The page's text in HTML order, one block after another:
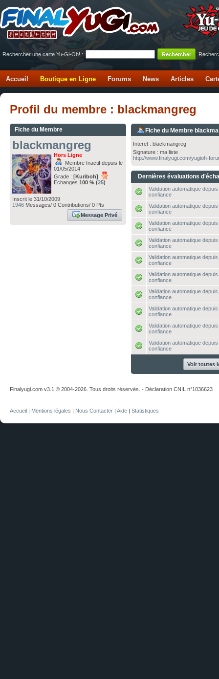
Rechercher une carte Yu-Gi-Oh! :
Accueil Boutique en Ligne Forums News Articles
Profil du membre : blackmangreg
Fiche du Membre
blackmangreg
Hors Ligne
Membre Inactif depuis le
01/05/2014
Grade : [Kuriboh]
Echanges 100 % (25)
Inscrit le 31/10/2009
1946 Messages/ 0 Contributions/ 0 Pts
Message Privé
Fiche du Membre
Interet : blackmangreg
Signature : ma liste
http://www.finalyugi.com/yugioh-
Dernières évaluations
Validation automatique
confiance
Validation automatique
confiance
Validation automatique
confiance
Validation automatique
confiance
Validation automatique
confiance
Validation automatique
confiance
Validation automatique
confiance
Validation automatique
confiance
Validation automatique
confiance
Validation automatique
confiance
Voir toutes
Finalyugi.com v3.1 © 2004-2026. Tous droits réservés. - Déclaration CNIL n°1036623
Accueil | Mentions légales | Nous Contacter | Aide | Statistiques